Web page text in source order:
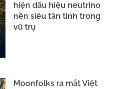
hiện dấu hiệu neutrino
nền siêu tân tinh trong
vũ trụ
Moonfolks ra mắt Việt